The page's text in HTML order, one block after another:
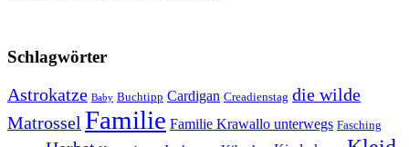
Schlagwörter
Astrokatze Baby Buchtipp Cardigan Creadienstag die wilde
Matrossel Familie Familie Krawallo unterwegs Fasching